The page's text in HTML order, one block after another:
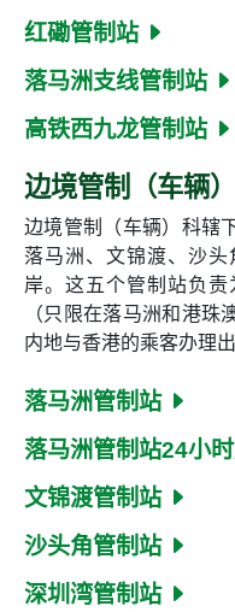
红磡管制站
落马洲支线管制站
高铁西九龙管制站
边境管制（车辆
边境管制（车辆）科辖
落马洲、文锦渡、沙
岸。这五个管制站负
（只限在落马洲和港珠
内地与香港的乘客办理
落马洲管制站
落马洲管制站24小
文锦渡管制站
沙头角管制站
深圳湾管制站